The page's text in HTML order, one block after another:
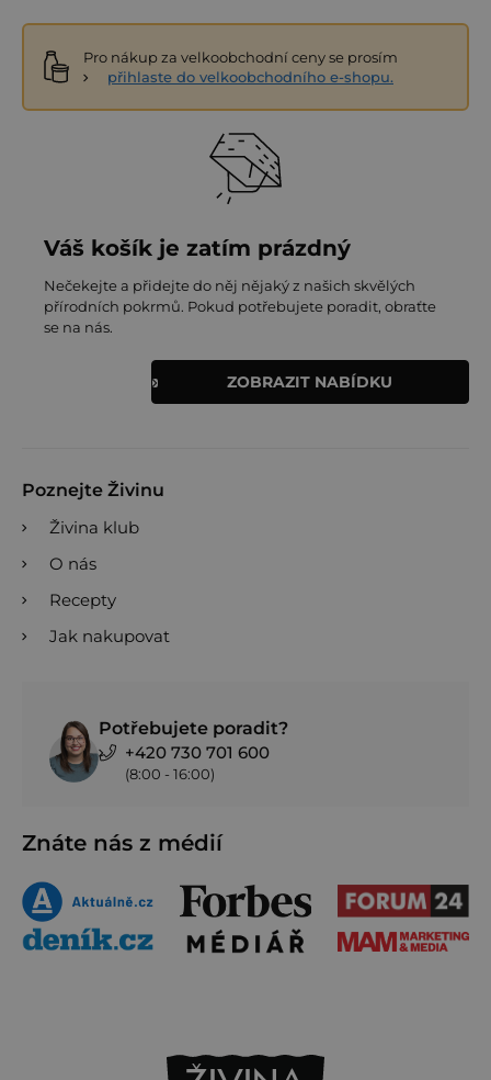
Pro nákup za velkoobchodní ceny se prosím
přihlaste do velkoobchodního e-shopu.
Váš košík je zatím prázdný
Nečekejte a přidejte do něj nějaký z našich skvělých
přírodních pokrmů. Pokud potřebujete poradit, obraťte
se na nás.
ZOBRAZIT NABÍDKU
Poznejte Živinu
Živina klub
O nás
Recepty
Jak nakupovat
Potřebujete poradit?
+420 730 701 600
(8:00 - 16:00)
Znáte nás z médií